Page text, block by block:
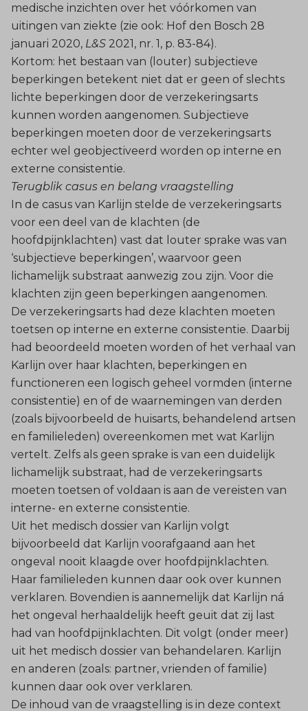
medische inzichten over het vóórkomen van
uitingen van ziekte (zie ook: Hof den Bosch 28
januari 2020, L&S 2021, nr. 1, p. 83-84).
Kortom: het bestaan van (louter) subjectieve
beperkingen betekent niet dat er geen of slechts
lichte beperkingen door de verzekeringsarts
kunnen worden aangenomen. Subjectieve
beperkingen moeten door de verzekeringsarts
echter wel geobjectiveerd worden op interne en
externe consistentie.
Terugblik casus en belang vraagstelling
In de casus van Karlijn stelde de verzekeringsarts
voor een deel van de klachten (de
hoofdpijnklachten) vast dat louter sprake was van
‘subjectieve beperkingen’, waarvoor geen
lichamelijk substraat aanwezig zou zijn. Voor die
klachten zijn geen beperkingen aangenomen.
De verzekeringsarts had deze klachten moeten
toetsen op interne en externe consistentie. Daarbij
had beoordeeld moeten worden of het verhaal van
Karlijn over haar klachten, beperkingen en
functioneren een logisch geheel vormden (interne
consistentie) en of de waarnemingen van derden
(zoals bijvoorbeeld de huisarts, behandelend artsen
en familieleden) overeenkomen met wat Karlijn
vertelt. Zelfs als geen sprake is van een duidelijk
lichamelijk substraat, had de verzekeringsarts
moeten toetsen of voldaan is aan de vereisten van
interne- en externe consistentie.
Uit het medisch dossier van Karlijn volgt
bijvoorbeeld dat Karlijn voorafgaand aan het
ongeval nooit klaagde over hoofdpijnklachten.
Haar familieleden kunnen daar ook over kunnen
verklaren. Bovendien is aannemelijk dat Karlijn ná
het ongeval herhaaldelijk heeft geuit dat zij last
had van hoofdpijnklachten. Dit volgt (onder meer)
uit het medisch dossier van behandelaren. Karlijn
en anderen (zoals: partner, vrienden of familie)
kunnen daar ook over verklaren.
De inhoud van de vraagstelling is in deze context